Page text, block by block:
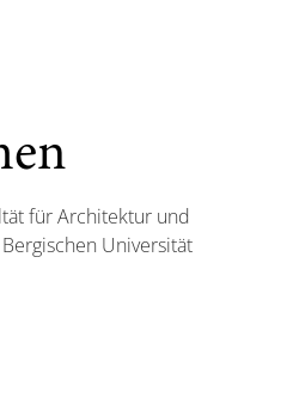
für Architektur und
Universität